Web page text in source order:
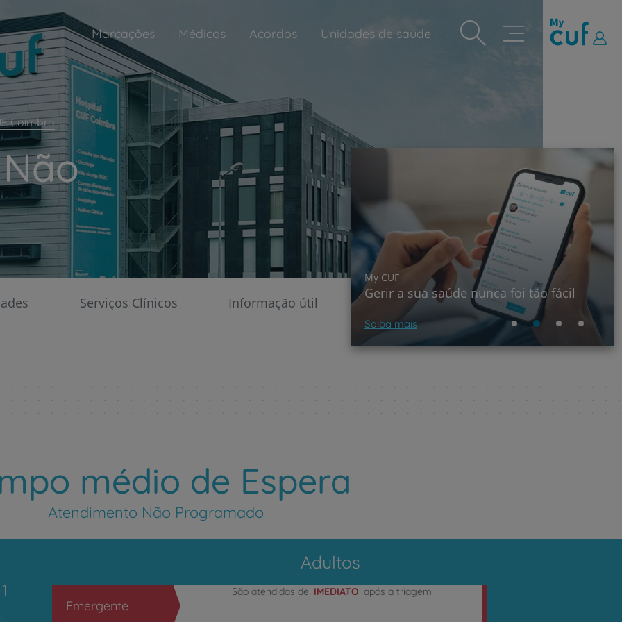
Navegação
Marcações Médicos Acordos Unidades de saúde
Coimbra
Serviços Clínicos Informação útil
Atendimento Não Programado
Adultos
Todos os dias, das 8h às 22h
My CUF
Gerir a sua saúde nunca foi tão fácil
Saiba mais
médio de Espera
Atendimento Não Programado
Adultos
Emergente
São atendidas de IMEDIATO após a triagem